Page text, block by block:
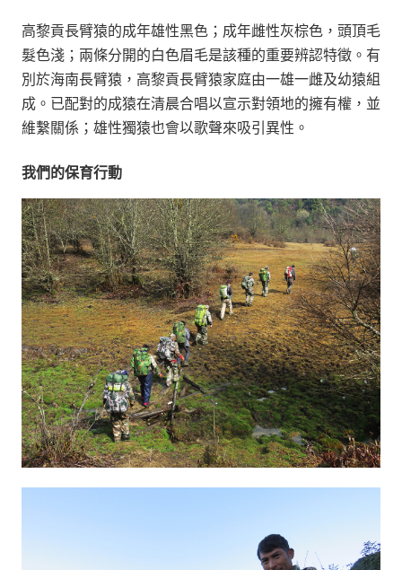
高黎貢長臂猿的成年雄性黑色；成年雌性灰棕色，頭頂毛
髮色淺；兩條分開的白色眉毛是該種的重要辨認特徵。有
別於海南長臂猿，高黎貢長臂猿家庭由一雄一雌及幼猿組
成。已配對的成猿在清晨合唱以宣示對領地的擁有權，並
維繫關係；雄性獨猿也會以歌聲來吸引異性。
我們的保育行動